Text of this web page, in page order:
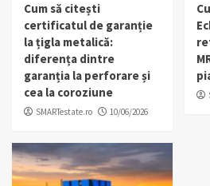
Cum să citești
certificatul de garanție
la țigla metalică:
diferența dintre
garanția la perforare și
cea la coroziune
SMARTestate.ro 10/06/2026